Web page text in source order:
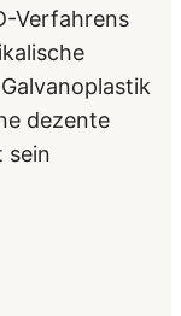
Verfahrens
dezente
sein